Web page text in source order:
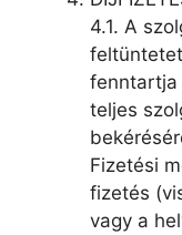
4.1. A
fenntartja
teljes
Fizetési
fizetés
vagy a